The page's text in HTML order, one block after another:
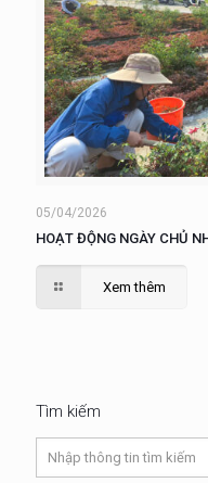
05/04/2026
HOẠT ĐỘNG NGÀY CHỦ
Xem thêm
Tìm kiếm